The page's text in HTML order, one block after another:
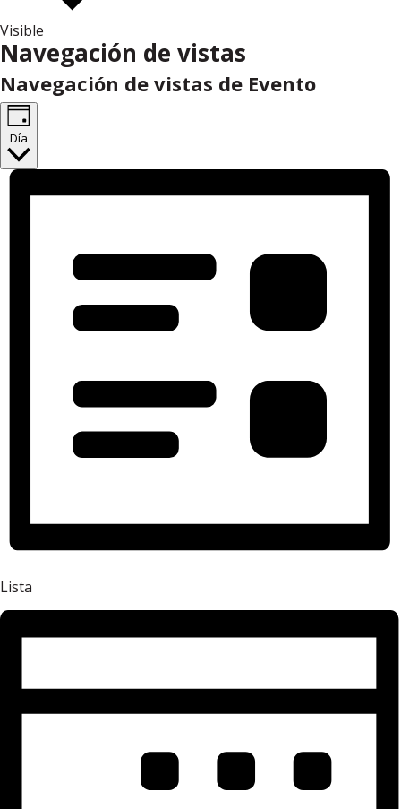
Visible
Eventos
en
26
abril,
2023
Navegación de vistas
Navegación de vistas de Evento
Día
Lista